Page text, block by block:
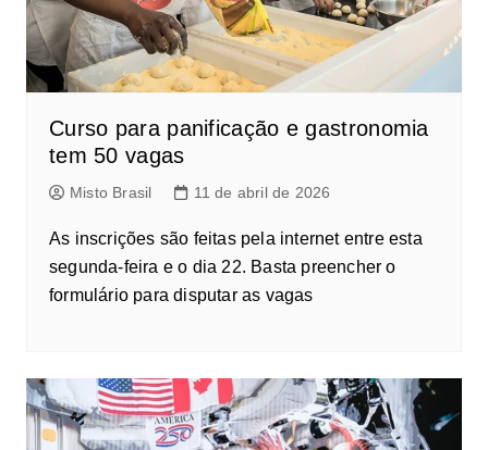
Curso para panificação e gastronomia
tem 50 vagas
Misto Brasil 11 de abril de 2026
As inscrições são feitas pela internet entre esta
segunda-feira e o dia 22. Basta preencher o
formulário para disputar as vagas